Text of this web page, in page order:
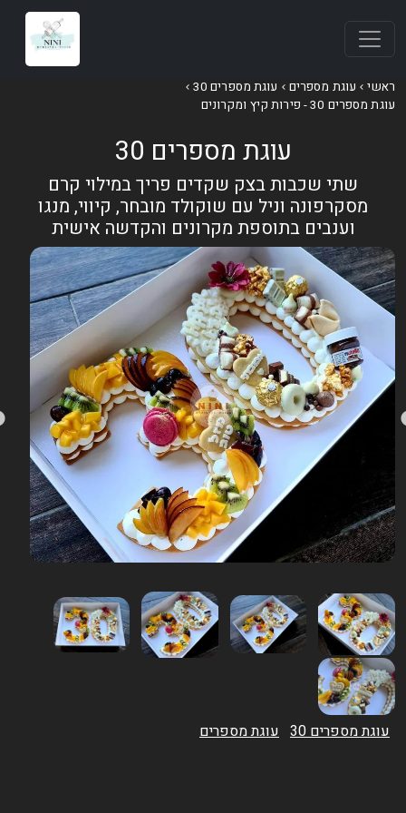
ראשי עוגת מספרים
עוגת מספרים 30
עוגת מספרים 30 - פירות קיץ ומקרונים
עוגת מספרים 30
שתי שכבות בצק שקדים פריך במילוי קרם
מסקרפונה וניל עם שוקולד מובחר, קיווי, מנגו
וענבים בתוספת מקרונים והקדשה אישית
עוגת מספרים 30 עוגת מספרים